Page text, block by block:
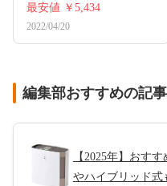
最安値 ￥5,434
2022/04/20
編集部おすすめの記事
【2025年】おす
やハイブリッド式